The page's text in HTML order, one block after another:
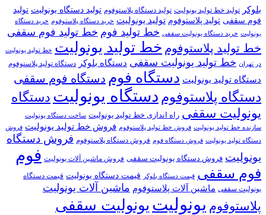
بلوکر تولید خط تولید یونولیت تولید دستگاه پلاستوفوم تولید دستگاه یونولیت تولید
فوم سقفی تولید پلاستوفوم تولید یونولیت خرید دستگاه پلاستوفوم خرید دستگاه
یونولیت خرید دستگاه یونولیت سقفی خط تولید فوم خط تولید فوم سقفی
خط تولید پلاستوفوم خط تولید یونولیت خط تولید یونولیت
در تهران خط تولید یونولیت سقفی دستگاه بلوکر دستگاه تولید پلاستوفوم
دستگاه تولید یونولیت دستگاه فوم دستگاه فوم سقفی
دستگاه پلاستوفوم دستگاه یونولیت دستگاه
یونولیت سقفی راه اندازی خط تولید یونولیت ساخت دستگاه یونولیت
سازنده خط تولید یونولیت فروش خط تولید پلاستوفوم فروش خط تولید یونولیت فروش
دستگاه تولید یونولیت فروش دستگاه فوم فروش دستگاه پلاستوفوم فروش دستگاه
یونولیت فروش دستگاه یونولیت سقفی فروش ماشین آلات یونولیت فوم
فوم سقفی قیمت دستگاه بلوکر قیمت دستگاه یونولیت قیمت دستگاه
یونولیت سقفی ماشین آلات پلاستوفوم ماشین آلات یونولیت
پلاستوفوم یونولیت یونولیت سقفی